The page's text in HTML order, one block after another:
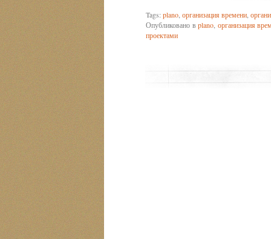
Tags: plano организация времени
Опубликовано вplano организация
проектами